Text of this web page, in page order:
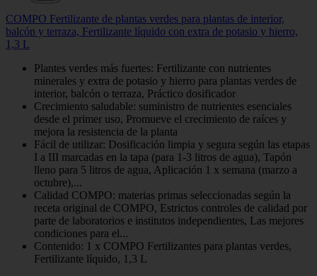
COMPO Fertilizante de plantas verdes para plantas de interior,
balcón y terraza, Fertilizante líquido con extra de potasio y hierro,
1,3 L
Plantes verdes más fuertes: Fertilizante con nutrientes
minerales y extra de potasio y hierro para plantas verdes de
interior, balcón o terraza, Práctico dosificador
Crecimiento saludable: suministro de nutrientes esenciales
desde el primer uso, Promueve el crecimiento de raíces y
mejora la resistencia de la planta
Fácil de utilizar: Dosificación limpia y segura según las etapas
I a III marcadas en la tapa (para 1-3 litros de agua), Tapón
lleno para 5 litros de agua, Aplicación 1 x semana (marzo a
octubre),...
Calidad COMPO: materias primas seleccionadas según la
receta original de COMPO, Estrictos controles de calidad por
parte de laboratorios e institutos independientes, Las mejores
condiciones para el...
Contenido: 1 x COMPO Fertilizantes para plantas verdes,
Fertilizante líquido, 1,3 L